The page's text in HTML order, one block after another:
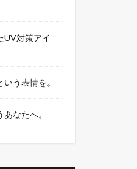
UV対策アイ
う表情を。
なたへ。